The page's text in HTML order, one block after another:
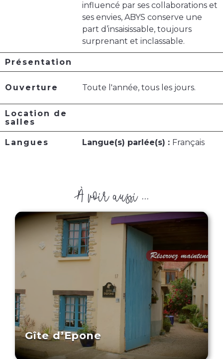
influencé par ses collaborations et
ses envies, ABYS conserve une
part d’insaisissable, toujours
surprenant et inclassable.
Présentation
Ouverture Toute l'année, tous les jours.
Location de
salles
Langues Langue(s) parlée(s) : Français
À voir aussi ...
Gîte d’Epone